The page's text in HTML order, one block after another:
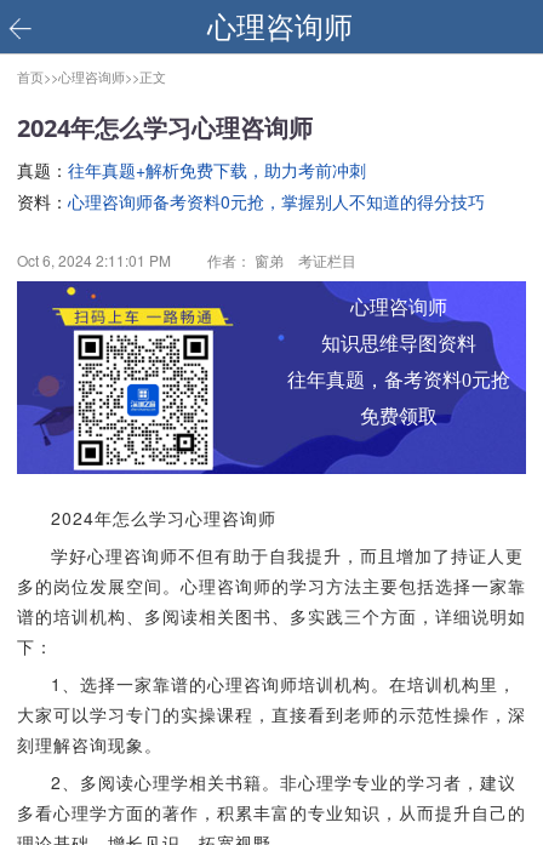
心理咨询师
首页>>心理咨询师>>正文
2024年怎么学习心理咨询师
真题： 往年真题+解析免费下载，助力考前冲刺
资料： 心理咨询师备考资料0元抢，掌握别人不知道的得分技巧
Oct 6, 2024 2:11:01 PM 作者： 窗弟 考证栏目
心理咨询师
知识思维导图资料
往年真题，备考资料0元抢
免费领取
2024年怎么学习心理咨询师
学好心理咨询师不但有助于自我提升，而且增加了持证人更
多的岗位发展空间。心理咨询师的学习方法主要包括选择一家靠
谱的培训机构、多阅读相关图书、多实践三个方面，详细说明如
下：
1、选择一家靠谱的心理咨询师培训机构。在培训机构里，
大家可以学习专门的实操课程，直接看到老师的示范性操作，深
刻理解咨询现象。
2、多阅读心理学相关书籍。非心理学专业的学习者，建议
多看心理学方面的著作，积累丰富的专业知识，从而提升自己的